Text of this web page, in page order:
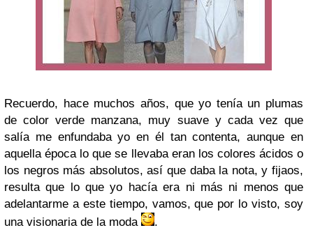
Recuerdo, hace muchos años, que yo tenía un plumas
de color verde manzana, muy suave y cada vez que
salía me enfundaba yo en él tan contenta, aunque en
aquella época lo que se llevaba eran los colores ácidos o
los negros más absolutos, así que daba la nota, y fijaos,
resulta que lo que yo hacía era ni más ni menos que
adelantarme a este tiempo, vamos, que por lo visto, soy
una visionaria de la moda
.